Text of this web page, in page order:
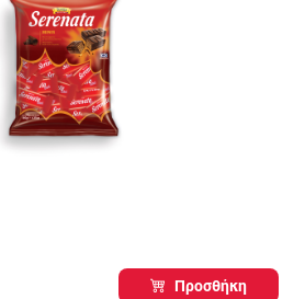
Προσθήκη